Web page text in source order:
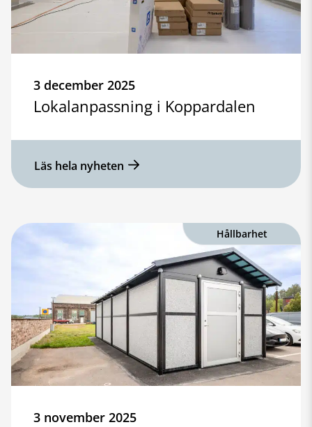
3 december 2025
Lokalanpassning i Koppardalen
Läs hela nyheten
Hållbarhet
3 november 2025